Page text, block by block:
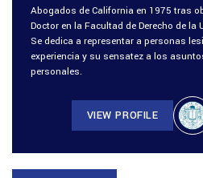
Abogados de California en 1975 tras
Doctor en la Facultad de Derecho de
Se dedica a representar a personas
experiencia y su sensatez a los
personales.
VIEW PROFILE